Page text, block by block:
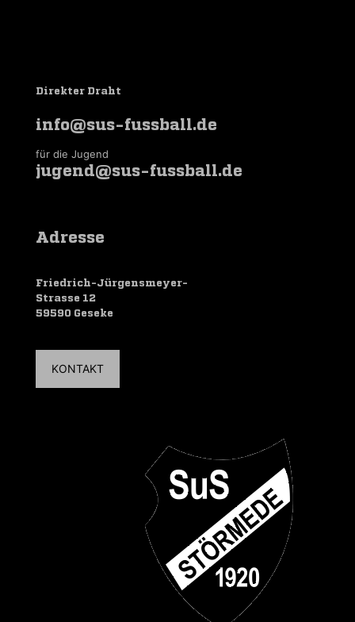
Direkter Draht
info@sus-fussball.de
für die Jugend
jugend@sus-fussball.de
Adresse
Friedrich-Jürgensmeyer-
Strasse 12
59590 Geseke
KONTAKT